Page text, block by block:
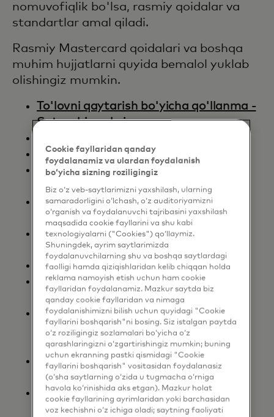
nomuvofiqlik bo'lsa, rasmiy qoidalar va
standartlar amal qiladi.
Rasmiy Mastercard qoidalari va boshqa
muhim hujjatlarni quyida bemalol yuklab
olishingiz mumkin.
To'lovni qaytarish bo'yicha qo'llanma -
Sotuvchi nashri
Mastercard qoidalari
Xavfsizlik qoidalari va tartiblari –
Sotuvchi nashri
Minimal yoki maksimal tranzaksiya
summasini belgilash
Tezkor ma'lumotnoma kitobi -
Sotuvchi nashri
Mastercard O'zgartirish qoidalari
To'lovlarni qaytarish uchun oddiy
qo'llanma
Dinamik valyuta konvertatsiyasi
(DCC) ishlash bo'yicha qo'llanma –
Sotuvchi nashri
Obuna va salbiy opsion to'lov modeli
haqida qisqacha ma'lumot
Obuna/takroriy to'lovlar va salbiy
opsiya to'lovlari sotuvchilari - tez-tez
Cookie fayllaridan qanday
foydalanamiz va ulardan foydalanish
bo‘yicha sizning roziligingiz
Biz o‘z veb-saytlarimizni yaxshilash, ularning
samaradorligini o‘lchash, o‘z auditoriyamizni
o‘rganish va foydalanuvchi tajribasini yaxshilash
maqsadida cookie fayllarini va shu kabi
texnologiyalarni ("Cookies") qo‘llaymiz.
Shuningdek, ayrim saytlarimizda
foydalanuvchilarning shu va boshqa saytlardagi
faolligi hamda qiziqishlaridan kelib chiqqan holda
reklama namoyish etish uchun ham cookie
fayllaridan foydalanamiz. Mazkur saytda biz
qanday cookie fayllaridan va nimaga
foydalanishimizni bilish uchun quyidagi "Cookie
fayllarini boshqarish"ni bosing. Siz istalgan paytda
o‘z roziligingiz sozlamalari bo‘yicha o‘z
qarashlaringizni o‘zgartirishingiz mumkin; buning
uchun ekranning pastki qismidagi "Cookie
fayllarini boshqarish" vositasidan foydalanasiz
(o‘sha saytlarning o‘zida u tugmacha o‘rniga
havola ko‘rinishida aks etgan). Mazkur holat
cookie fayllarining ayrimlaridan yoki barchasidan
voz kechishni o‘z ichiga oladi; saytning faoliyati